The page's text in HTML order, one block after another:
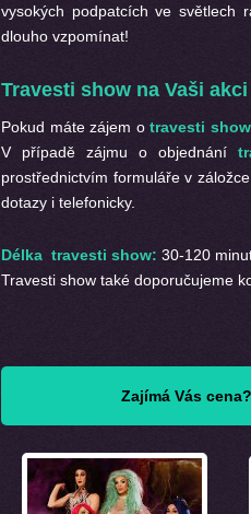
vysokých podpatcích ve světlech
dlouho vzpomínat!
Travesti show na Vaši akci
Pokud máte zájem otravesti show
V případě zájmu o objednání
prostřednictvím formuláře v záložce
dotazy i telefonicky.
Délka travesti show: 30-120
Travesti show také doporučujeme
Zajímá Vás